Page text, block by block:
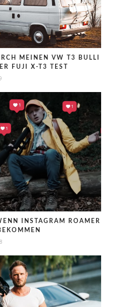
MEINEN VW T3 BULLI
FUJI X-T3 TEST
INSTAGRAM ROAMER